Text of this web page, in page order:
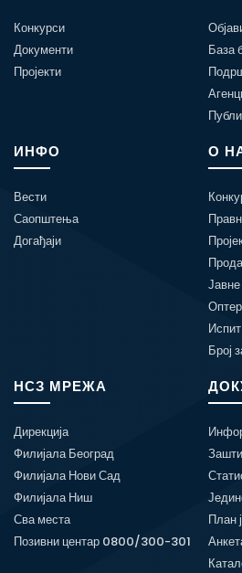
Конкурси
Документи
Пројекти
База
ИНФО
Вести
Саопштења
Догађаји
О
Број
НСЗ МРЕЖА
Дирекција
Филијала Београд
Филијала Нови Сад
Филијала Ниш
Сва места
Позивни центар 0800/300-301
План